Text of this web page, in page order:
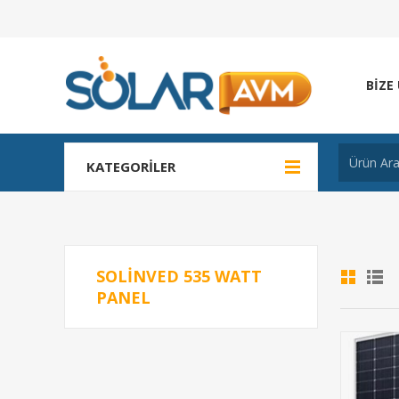
BIZE
KATEGORILER
SOLINVED 535 WATT
PANEL